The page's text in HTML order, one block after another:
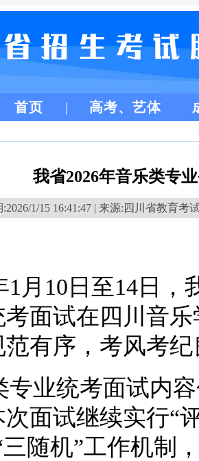
首页 高考、艺体
我省2026年音乐类专
:2026/1/15 16:41:47 | 来源:四川省教育考
1月10日至14日
面试在四川音
有序，考风考
专业统考面试内
面试继续实行“
三随机”工作机制